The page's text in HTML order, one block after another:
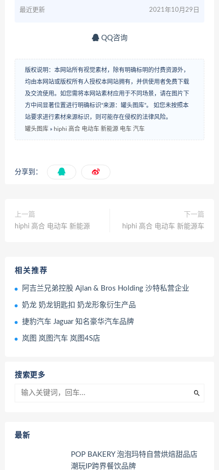
最近更新 2021年10月29日
QQ咨询
版权说明：本网站所有视觉素材，除有明确标明的付费资源外，
均由本网站或版权所有人授权本网站拥有，并供使用者免费下载
及交流使用。如您需将本网站素材应用于不同场景，请在图片下
方中间显著位置进行明确标识“来源：罐头图库”。 如您未按照本
站要求进行素材来源标识，则可能存在侵权的法律风险。
罐头图库 » hiphi 高合 电动车 新能源 电车 汽车
分享到：
上一篇
hiphi 高合 电动车 新能源
下一篇
hiphi 高合 电动车 新能源车
相关推荐
阿吉兰兄弟控股 Ajlan & Bros Holding 沙特私营企业
奶龙 奶龙钥匙扣 奶龙形象衍生产品
捷豹汽车 Jaguar 知名豪华汽车品牌
岚图 岚图汽车 岚图4S店
搜索更多
最新
POP BAKERY 泡泡玛特自营烘焙甜品店
潮玩IP跨界餐饮品牌